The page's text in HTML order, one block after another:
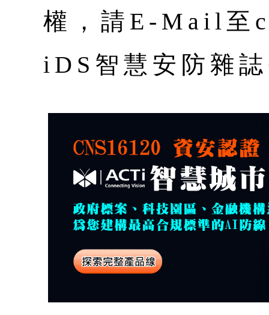
權，請E-Mail至
iDS智慧安防雜